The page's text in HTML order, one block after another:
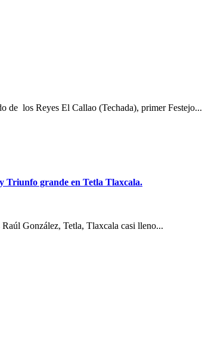
los Reyes El Callao (Techada), primer Festejo...
Triunfo grande en Tetla Tlaxcala.
González, Tetla, Tlaxcala casi lleno...